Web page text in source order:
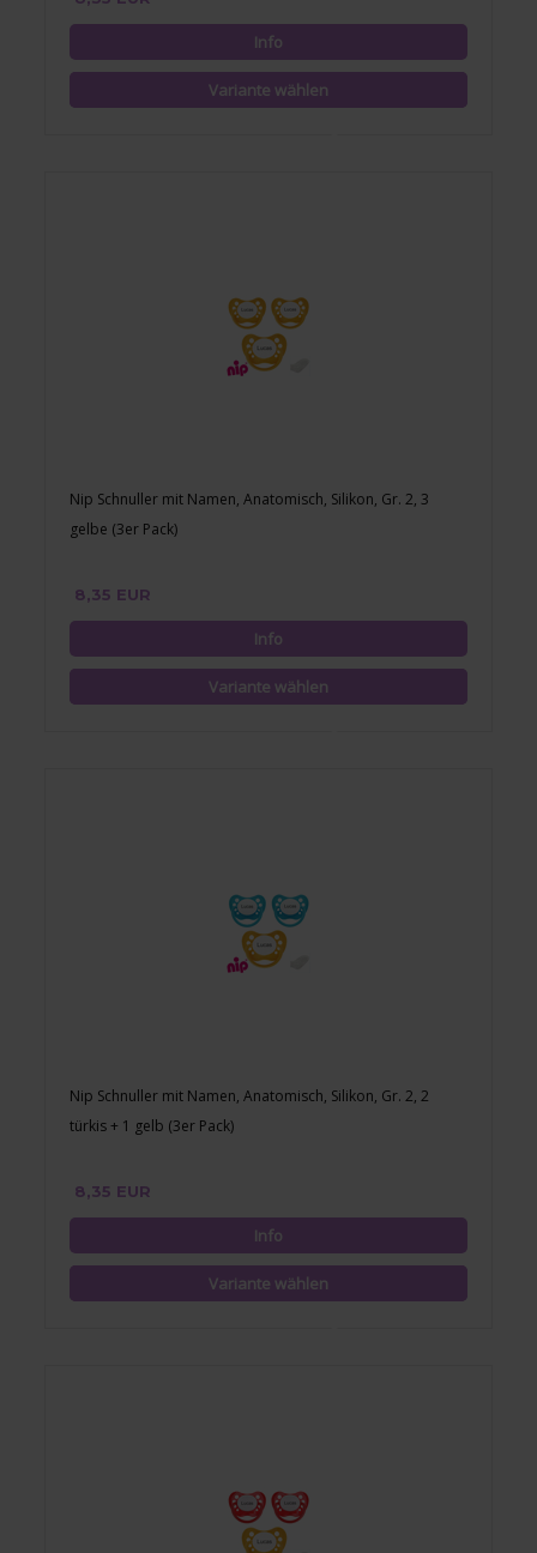
Nip Schnuller mit Namen, Anatomisch, Silikon, Gr. 2, 3
gelbe (3er Pack)
8,35 EUR
Nip Schnuller mit Namen, Anatomisch, Silikon, Gr. 2, 2
türkis + 1 gelb (3er Pack)
8,35 EUR